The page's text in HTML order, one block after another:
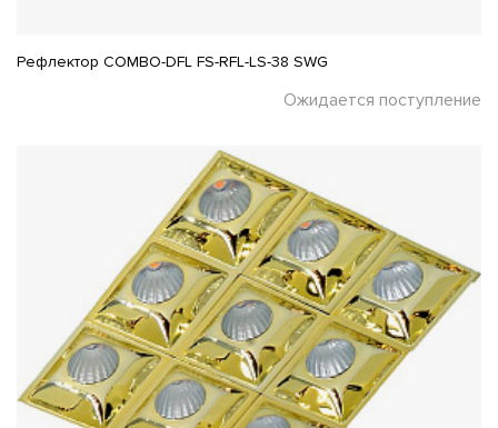
Рефлектор COMBO-DFL FS-RFL-LS-38 SWG
Ожидается поступление